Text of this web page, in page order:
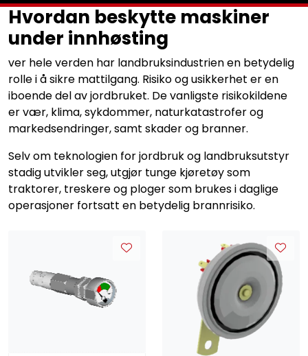
Hvordan beskytte maskiner
under innhøsting
ver hele verden har landbruksindustrien en betydelig
rolle i å sikre mattilgang. Risiko og usikkerhet er en
iboende del av jordbruket. De vanligste risikokildene
er vær, klima, sykdommer, naturkatastrofer og
markedsendringer, samt skader og branner.
Selv om teknologien for jordbruk og landbruksutstyr
stadig utvikler seg, utgjør tunge kjøretøy som
traktorer, treskere og ploger som brukes i daglige
operasjoner fortsatt en betydelig brannrisiko.
Nyheter
Service og support
Kontakt oss